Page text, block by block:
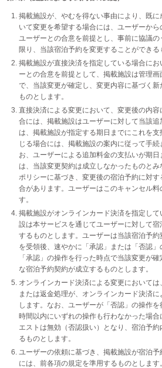
掲載施設が、やむを得ない事由により、既
いて変更を希望する場合には、ユーザーから
ユーザーとの合意を前提とし、事前に協議
限り、当該宿泊予約を変更することができる
掲載施設が直接決済を指定している場合に
ーとの合意を前提として、掲載施設は管理
で、当該変更が確定し、変更内容に基づく
ものとします。
直接決済による変更において、変更後の内
合には、掲載施設はユーザーに対して当該
は、掲載施設が指定する期日までにこれを
じる場合には、掲載施設の案内に従って手
お、ユーザーによる追加料金の支払いが期
は、当該変更契約は成立しなかったものと
ポリシーに基づき、変更後の宿泊予約に対
合があります。ユーザーはこのキャンセル料
す。
掲載施設がオンラインカード決済を指定し
設は本サービスを通じてユーザーに対して
するものとします。ユーザーは当該宿泊予
を受領後、速やかに「承認」または「否認」
「承認」の操作を行った時点で当該変更が
な宿泊予約契約が成立するものとします。
オンラインカード決済による変更において
または返金処理が、オンラインカード決済
します。なお、ユーザーが「否認」の操作
時間以内にいずれの操作も行わなかった場
エストは無効（否認扱い）となり、宿泊予
るものとします。
ユーザーの依頼に基づき、掲載施設が宿泊
には、前各項の規定を準用するものとしま